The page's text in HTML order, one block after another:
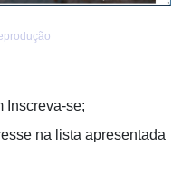
Inscreva-se;
na lista apresentada